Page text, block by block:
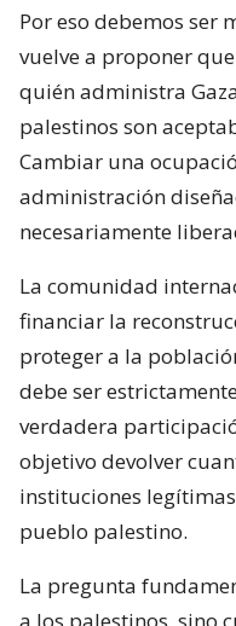
Por eso debemos ser
vuelve a proponer
quién administra
palestinos son
Cambiar una
administración
necesariamente
La comunidad
financiar la
proteger a la
debe ser
verdadera
objetivo devolver
instituciones
pueblo palestino.
La pregunta